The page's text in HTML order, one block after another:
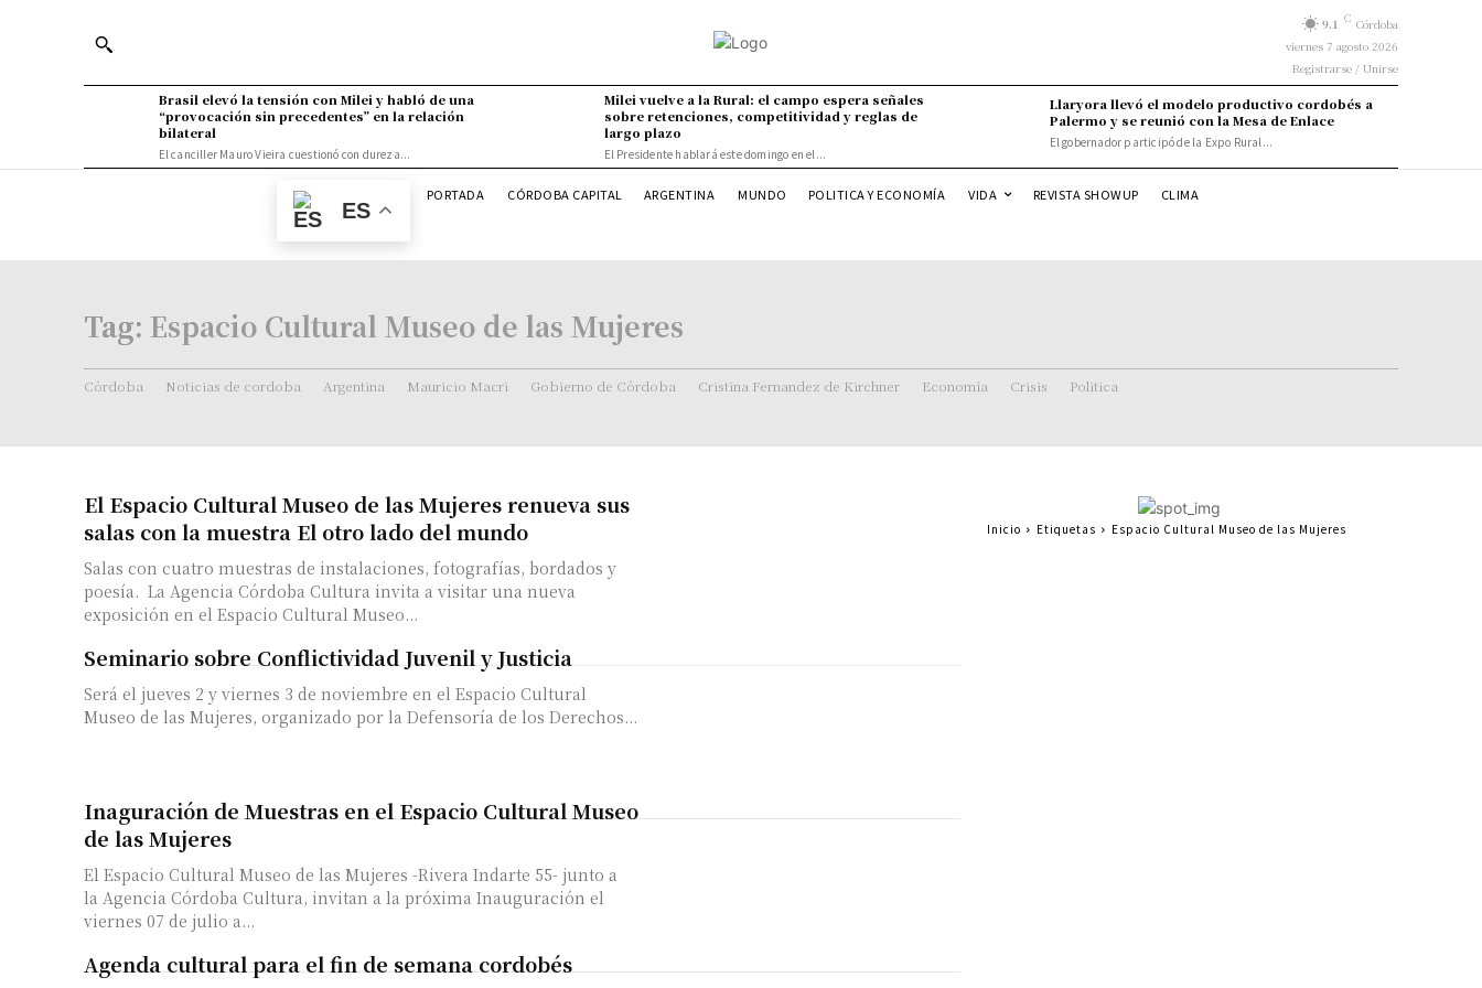
9.1 C Córdoba
viernes 7 agosto 2026
Registrarse / Unirse
Brasil elevó la tensión con Milei y habló de una
“provocación sin precedentes” en la relación
bilateral
El canciller Mauro Vieira cuestionó con dureza...
Milei vuelve a la Rural: el campo espera señales
sobre retenciones, competitividad y reglas de
largo plazo
El Presidente hablará este domingo en el...
Llaryora llevó el modelo productivo cordobés a
Palermo y se reunió con la Mesa de Enlace
El gobernador participó de la Expo Rural...
ES
PORTADA CÓRDOBA CAPITAL ARGENTINA MUNDO POLITICA Y ECONOMÍA VIDA REVISTA SHOWUP CLIMA
Tag: Espacio Cultural Museo de las Mujeres
Córdoba Noticias de cordoba Argentina Mauricio Macri Gobierno de Córdoba Cristina Fernandez de Kirchner Economía Crisis Politica
El Espacio Cultural Museo de las Mujeres renueva sus
salas con la muestra El otro lado del mundo
Salas con cuatro muestras de instalaciones, fotografías, bordados y
poesía. La Agencia Córdoba Cultura invita a visitar una nueva
exposición en el Espacio Cultural Museo...
Seminario sobre Conflictividad Juvenil y Justicia
Será el jueves 2 y viernes 3 de noviembre en el Espacio Cultural
Museo de las Mujeres, organizado por la Defensoría de los Derechos...
Inaguración de Muestras en el Espacio Cultural Museo
de las Mujeres
El Espacio Cultural Museo de las Mujeres -Rivera Indarte 55- junto a
la Agencia Córdoba Cultura, invitan a la próxima Inauguración el
viernes 07 de julio a...
Agenda cultural para el fin de semana cordobés
Inicio Etiquetas Espacio Cultural Museo de las Mujeres